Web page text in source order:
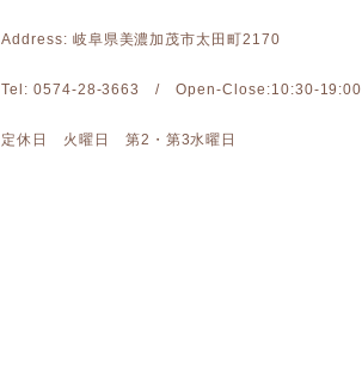
Address: 岐阜県美濃加茂市太田町2170
Tel: 0574-28-3663 / Open-Close:10:30-19:00
定休日 火曜日 第2・第3水曜日